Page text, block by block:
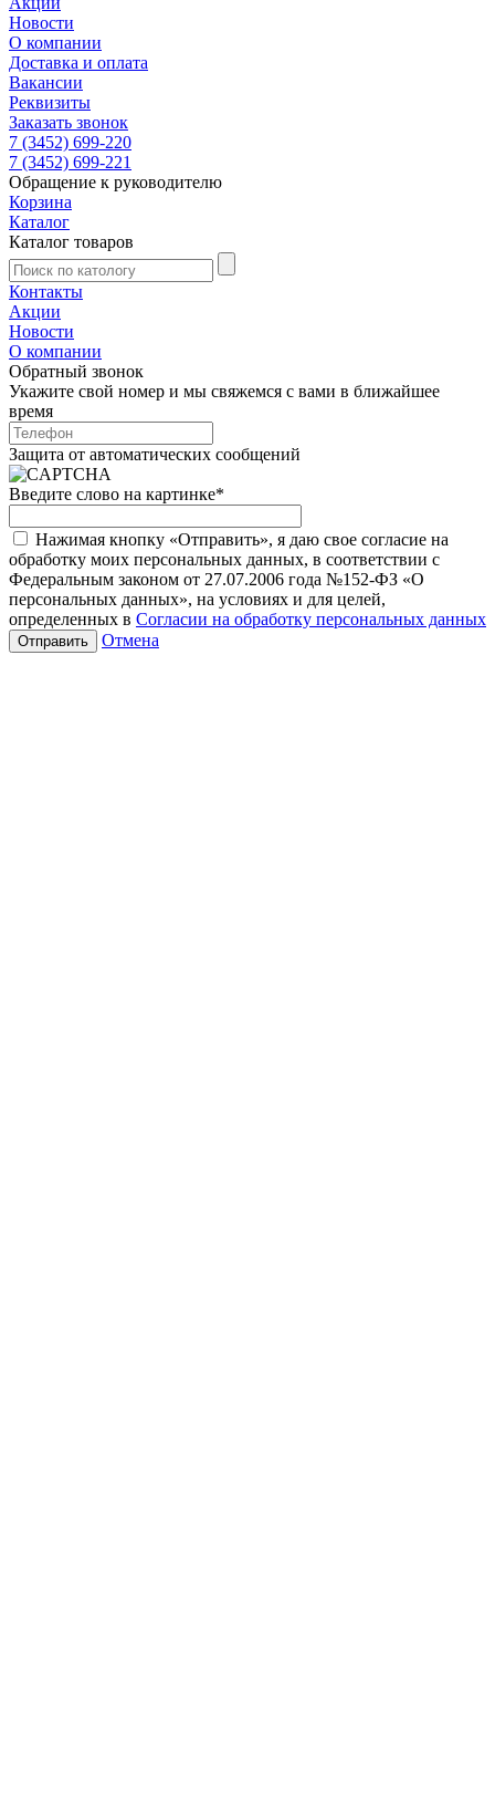
Новости
О компании
Доставка и оплата
Вакансии
Реквизиты
Заказать звонок
7 (3452) 699-220
7 (3452) 699-221
Обращение к руководителю
Корзина
Каталог
Каталог товаров
Контакты
Акции
Новости
О компании
Обратный звонок
Укажите свой номер и мы свяжемся с вами в ближайшее
время
Защита от автоматических сообщений
Введите слово на картинке*
Нажимая кнопку «Отправить», я даю свое согласие на
обработку моих персональных данных, в соответствии с
Федеральным законом от 27.07.2006 года №152-ФЗ «О
персональных данных», на условиях и для целей,
определенных в Согласии на обработку персональных данных
Отмена